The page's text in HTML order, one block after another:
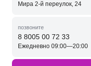
Мира 2-й переулок, 24
позвоните
8 8005 00 72 33
Ежедневно 09:00—20:00